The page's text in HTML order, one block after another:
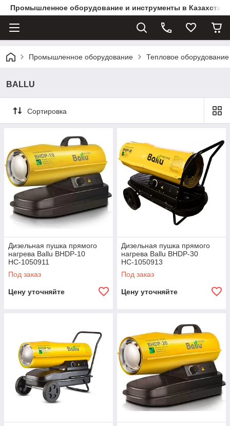
Промышленное оборудование и инструменты в
Промышленное оборудование Тепловое
BALLU
Сортировка
Дизельная пушка прямого
нагрева Ballu BHDP-10
НС-1050911
Под заказ
Цену уточняйте
Дизельная пушка прямого
нагрева Ballu BHDP-30
НС-1050913
Под заказ
Цену уточняйте